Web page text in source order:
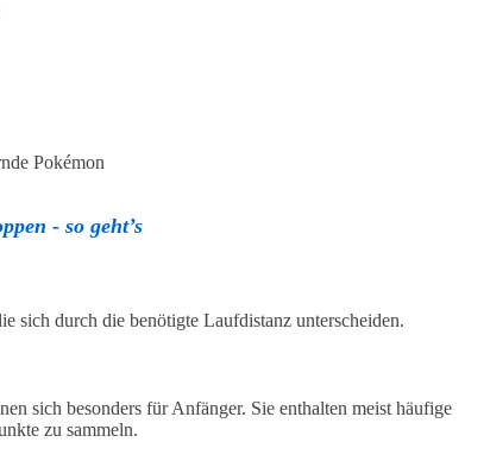
Pokémon
- so geht’s
sich durch die benötigte Laufdistanz unterscheiden.
sich besonders für Anfänger. Sie enthalten meist häufige
zu sammeln.